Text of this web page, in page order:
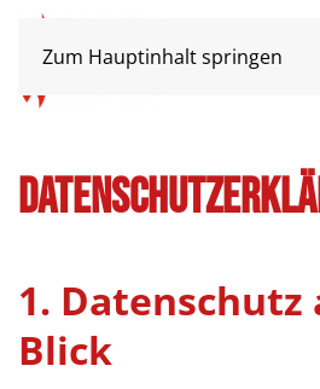
Zum Hauptinhalt springen
1. Datenschutz
Blick